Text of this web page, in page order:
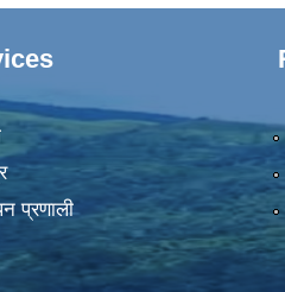
प्रणाली